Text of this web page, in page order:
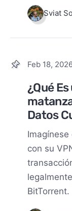
Sviat
Feb 18,
¿Qué
Datos
con su